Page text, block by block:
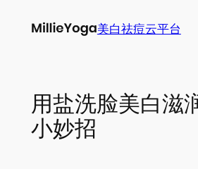
美白祛痘云平台
用盐洗脸美白滋
小妙招